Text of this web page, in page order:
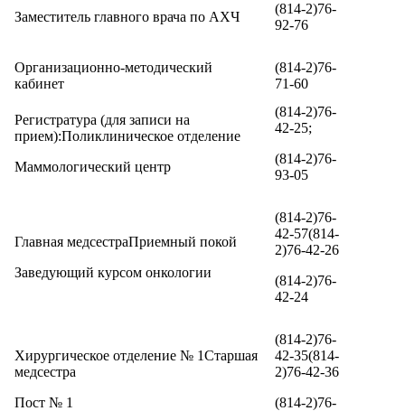
Заместитель главного врача по АХЧ
(814-2)76-
92-76
Организационно-методический
кабинет
(814-2)76-
71-60
Регистратура (для записи на
прием):Поликлиническое отделение
Маммологический центр
(814-2)76-
42-25;
(814-2)76-
93-05
Главная медсестраПриемный покой
Заведующий курсом онкологии
(814-2)76-
42-57(814-
2)76-42-26
(814-2)76-
42-24
Хирургическое отделение № 1Старшая
медсестра
Пост № 1
(814-2)76-
42-35(814-
2)76-42-36
(814-2)76-